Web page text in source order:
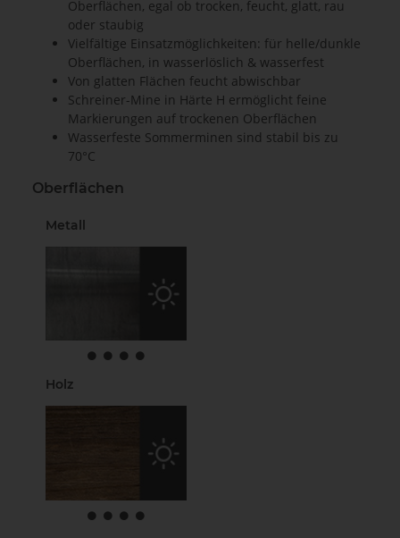
Oberflächen, egal ob trocken, feucht, glatt, rau
oder staubig
Vielfältige Einsatzmöglichkeiten: für helle/dunkle
Oberflächen, in wasserlöslich & wasserfest
Von glatten Flächen feucht abwischbar
Schreiner-Mine in Härte H ermöglicht feine
Markierungen auf trockenen Oberflächen
Wasserfeste Sommerminen sind stabil bis zu
70°C
Oberflächen
Metall
Holz